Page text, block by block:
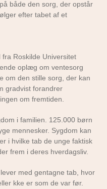
både den sorg, der opstår
efter tabet af et
Roskilde Universitet
oplæg om ventesorg
om den stille sorg, der kan
gradvist forandrer
om fremtiden.
i familien. 125.000 børn
mennesker. Sygdom kan
i hvilke tab de unge faktisk
frem i deres hverdagsliv.
med gentagne tab, hvor
kke er som de var før.